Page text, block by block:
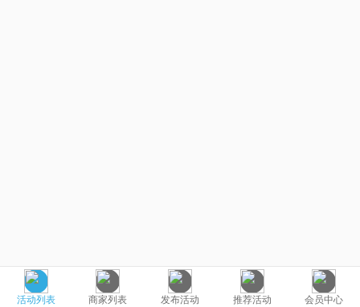
活动列表 商家列表 发布活动 推荐活动 会员中心